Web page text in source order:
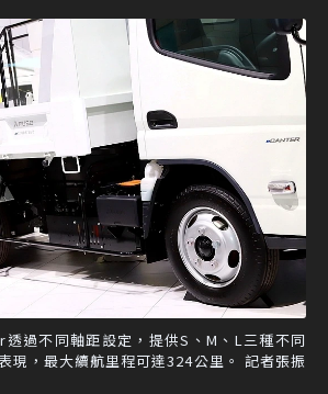
過不同軸距設定，提供S、M、L三種不同
現，最大續航里程可達324公里。 記者張振